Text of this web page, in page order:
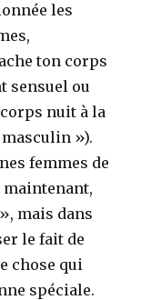
les
ton corps
sensuel ou
nuit à la
»).
femmes de
maintenant,
mais dans
le fait de
chose qui
spéciale.